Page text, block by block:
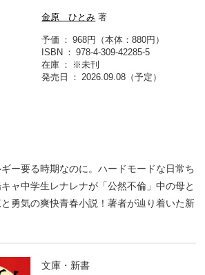
金原 ひとみ 著
予価
968円（本体：880円）
ISBN
978-4-309-42285-5
在庫
※未刊
発売日
2026.09.08（予定）
ー要る時期なのに。ハードモードな日常ち
ャ中学生レナレナが「公然不倫」中の母と
勇気の爽快青春小説！著者が辿り着いた新
文庫・新書